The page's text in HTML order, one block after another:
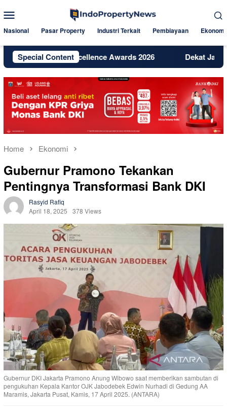
to
Menu
Nasional Pasar Property Industri Terkait Pembiayaan Ekonomi
Special Content
Excellence Awards 2026 Dekat Jakarta dan
Home Ekonomi
Gubernur Pramono Tekankan
Pentingnya Transformasi Bank DKI
Rasyid Rafiq
April 18, 2025
378 Views
Gubernur DKI Jakarta Pramono Anung Wibowo saat memberikan sambutan di
pengukuhan Kepala Kantor OJK Jabodebek Edwin Nurhadi di Gedung AA
Maramis, Jakarta Pusat, Kamis, 17 April 2025. (ANTARA)